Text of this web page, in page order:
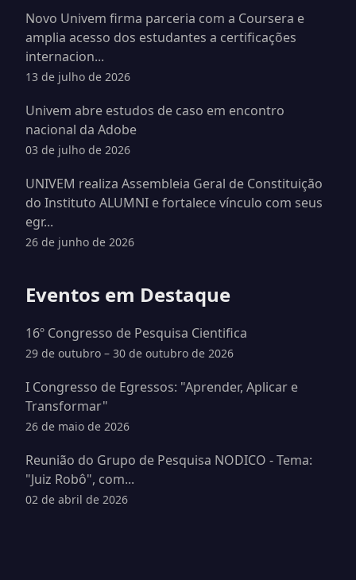
Novo Univem firma parceria com a Coursera e
amplia acesso dos estudantes a certificações
internacion...
13 de julho de 2026
Univem abre estudos de caso em encontro
nacional da Adobe
03 de julho de 2026
UNIVEM realiza Assembleia Geral de Constituição
do Instituto ALUMNI e fortalece vínculo com seus
egr...
26 de junho de 2026
Eventos em Destaque
16º Congresso de Pesquisa Cientifica
29 de outubro – 30 de outubro de 2026
I Congresso de Egressos: "Aprender, Aplicar e
Transformar"
26 de maio de 2026
Reunião do Grupo de Pesquisa NODICO - Tema:
"Juiz Robô", com...
02 de abril de 2026